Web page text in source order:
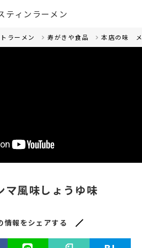
ティンラーメン
ラーメン 寿がきや食品 本店の味 メ
風味しょうゆ味
情報をシェアする